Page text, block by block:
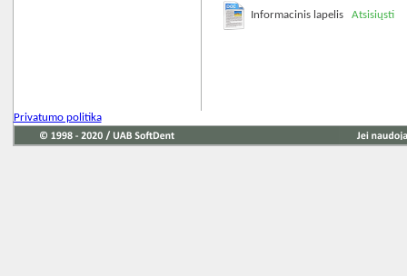
Informacinis lapelisAtsisiųsti
Privatumo politika